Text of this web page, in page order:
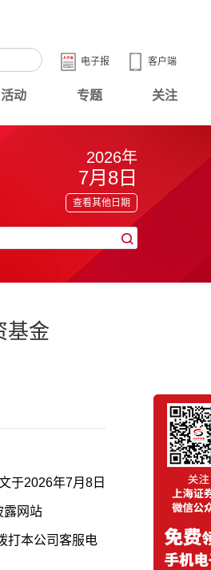
客户端
电子报
活动 专题 关注
2026年
7月8日
查看其他日期
基金
于2026年7月8日
露网站
打本公司客服电